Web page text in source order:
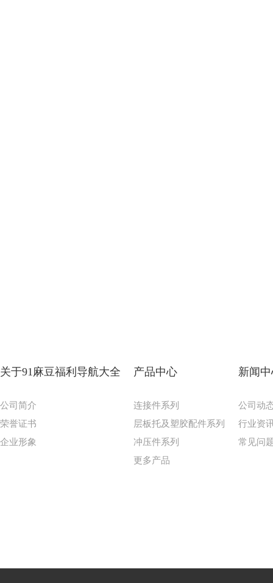
关于91麻豆福利导航大全
公司简介
荣誉证书
企业形象
产品中心
连接件系列
层板托及塑胶配件系列
冲压件系列
更多产品
新闻
公司动
行业资
常见问